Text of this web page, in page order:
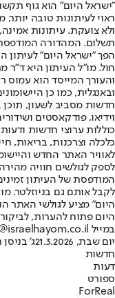
"ישראל היום" הוא גוף
ראוי לעיתונות טובה
ולא צועקת. עיתונות
הפך "ישראל היום" לעיתון
חול. מו"ל העיתון היא ד"ר
והעורך המייסד הוא עמוס
חדשות מסביב לשעון, תוכן
וידיאו, פודקאסטים
כוללות ערוצי חדשות
לאוויר האתר החדש
לספק לגולשים חוויה
המודפסת של העיתון
לקבל אותם גם בניוזלטר.
היום" מציע לגולשי האתר
היום פתוח להערות,
במייל hayom@israelhayom.co.il.
יום שבת, 21.3.2026
ג'
חדשות
דעות
ספורט
ForReal